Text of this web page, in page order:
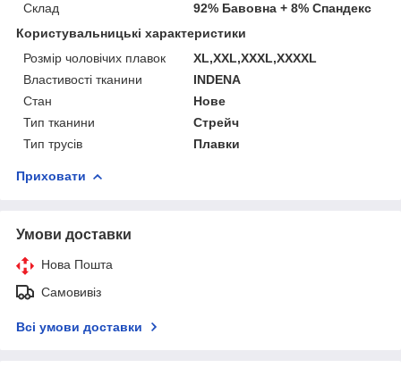
Склад
92% Бавовна + 8% Спандекс
Користувальницькі характеристики
Розмір чоловічих плавок
XL,XXL,XXXL,XXXXL
Властивості тканини
INDENA
Стан
Нове
Тип тканини
Стрейч
Тип трусів
Плавки
Приховати
Умови доставки
Нова Пошта
Самовивіз
Всі умови доставки